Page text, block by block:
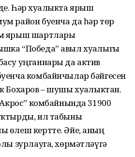
Һәр хуҗалыкта ярыш
район буенча да һәр төр
ярыш шартлары
“Победа” авыл хуҗалыгы
уңганнары да актив
комбайнчылар бәйгесен
Бохаров – шушы хуҗалыктан.
комбайнында 31900
ил табыны
өлеш кертте. Әйе, аның
зурлауга, хөрмәтләүгә